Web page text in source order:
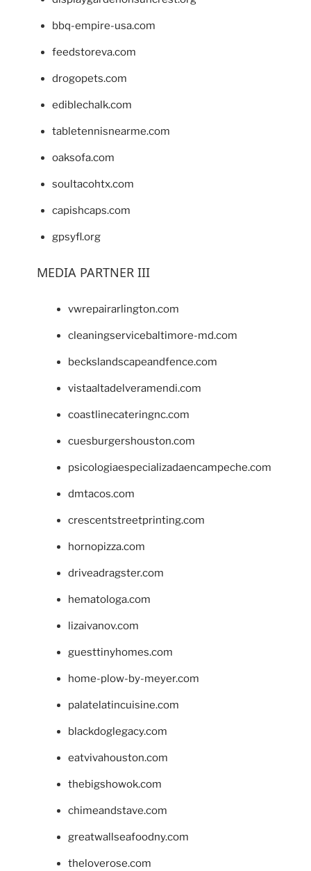
bbq-empire-usa.com
feedstoreva.com
drogopets.com
ediblechalk.com
tabletennisnearme.com
oaksofa.com
soultacohtx.com
capishcaps.com
gpsyfl.org
MEDIA PARTNER III
vwrepairarlington.com
cleaningservicebaltimore-md.com
beckslandscapeandfence.com
vistaaltadelveramendi.com
coastlinecateringnc.com
cuesburgershouston.com
psicologiaespecializadaencampeche.com
dmtacos.com
crescentstreetprinting.com
hornopizza.com
driveadragster.com
hematologa.com
lizaivanov.com
guesttinyhomes.com
home-plow-by-meyer.com
palatelatincuisine.com
blackdoglegacy.com
eatvivahouston.com
thebigshowok.com
chimeandstave.com
greatwallseafoodny.com
theloverose.com